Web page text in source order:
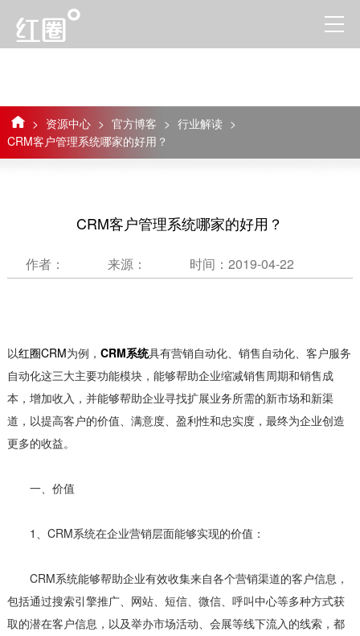
> 资源中心 > 官方博客 > 行业解读 >
CRM客户管理系统哪家的好用？
CRM客户管理系统哪家的好用？
作者： 来源： 时间：2019-04-22
以红圈CRM为例， CRM系统具有营销自动化、销售自动化、客户服务
自动化这三大主要功能模块，能够帮助企业缩减销售周期和销售成
本，增加收入，并能够帮助企业寻找扩展业务所需的新市场和新渠
道，以提高客户的价值、满意度、盈利性和忠实度，最终为企业创造
更多的收益。
一、价值
1、CRM系统在企业营销层面能够实现的价值：
CRM系统能够帮助企业有效收集来自各个营销渠道的客户信息，
包括通过搜索引擎推广、网站、短信、微信、呼叫中心等多种方式获
取的潜在客户信息，以及举办市场活动、会展等线下流入的线索，都